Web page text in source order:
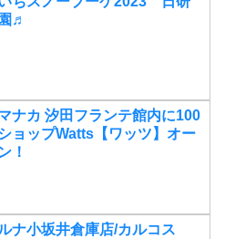
♬
ナカ 汐田フランテ館内に100
ョップWatts【ワッツ】オー
！
ナ小坂井倉庫店/カルコス